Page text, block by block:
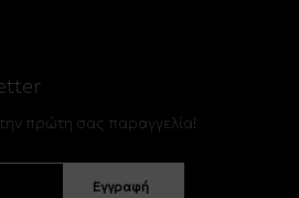
πρώτη σας παραγγελία!
Εγγραφή